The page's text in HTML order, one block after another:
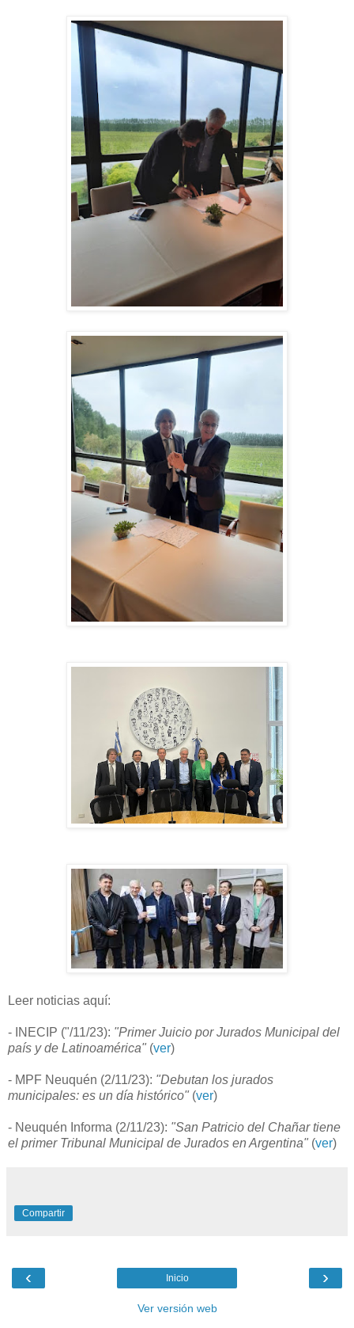
Leer noticias aquí:
- INECIP ("/11/23): "Primer Juicio por Jurados Municipal del
país y de Latinoamérica⁣" (ver)
- MPF Neuquén (2/11/23): "Debutan los jurados
municipales: es un día histórico" (ver)
- Neuquén Informa (2/11/23): "San Patricio del Chañar tiene
el primer Tribunal Municipal de Jurados en Argentina" (ver)
Compartir
‹ ›
Inicio
Ver versión web